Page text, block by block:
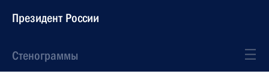
Президент России
Стенограммы